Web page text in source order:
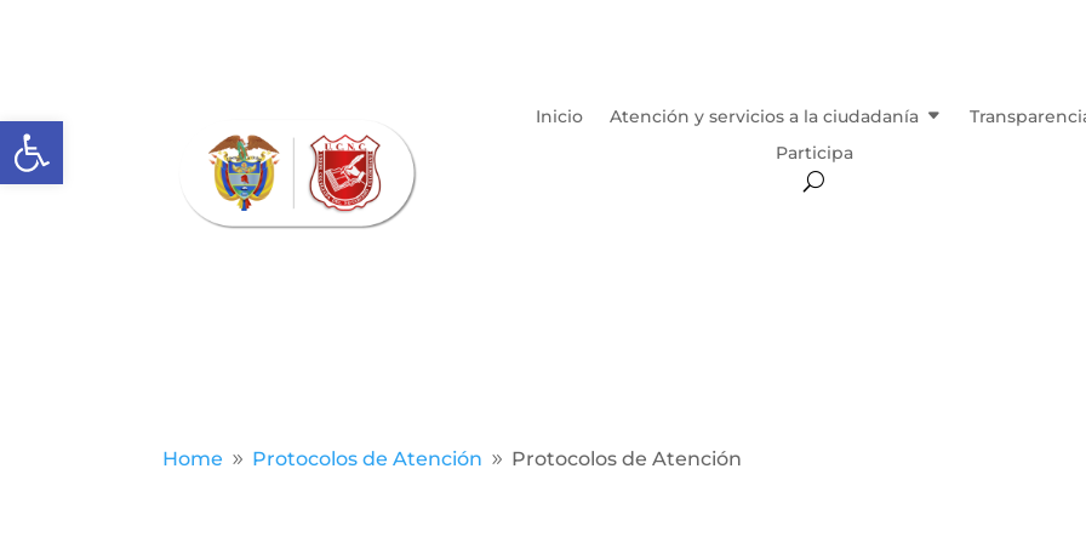
Abrir barra de herramientas Inicio Atención y servicios a la ciudadanía
Participa
Home 9 Protocolos de Atención 9 Protocolos de Atención